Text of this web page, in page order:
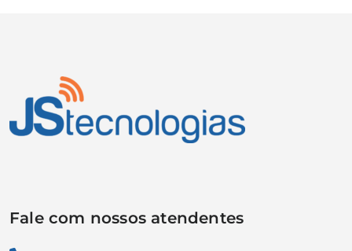
Fale com nossos atendentes